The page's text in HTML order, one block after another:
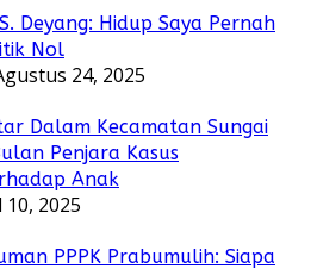
Deyang: Hidup Saya Pernah
Nol
24, 2025
Dalam Kecamatan Sungai
Penjara Kasus
Anak
2025
PPPK Prabumulih: Siapa